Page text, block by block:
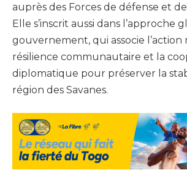
auprès des Forces de défense et
Elle s’inscrit aussi dans l’approche
gouvernement, qui associe l’action
résilience communautaire et la
diplomatique pour préserver la
région des Savanes.